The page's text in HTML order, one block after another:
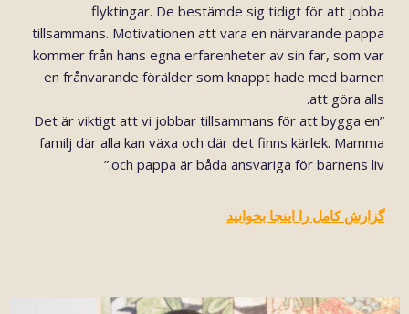
flyktingar. De bestämde sig tidigt för att jobba
tillsammans. Motivationen att vara en närvarande pappa
kommer från hans egna erfarenheter av sin far, som var
en frånvarande förälder som knappt hade med barnen
att göra alls.
”Det är viktigt att vi jobbar tillsammans för att bygga en
familj där alla kan växa och där det finns kärlek. Mamma
och pappa är båda ansvariga för barnens liv.”
گزارش کامل را اینجا بخوانید